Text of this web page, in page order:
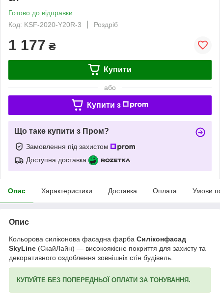
Готово до відправки
Код: KSF-2020-Y20R-3
Роздріб
1 177 ₴
Купити
або
Купити з
Що таке купити з Пром?
Замовлення під захистом
Доступна доставка
Опис Характеристики Доставка Оплата Умови
Опис
Кольорова силіконова фасадна фарба Силіконфасад
SkyLine (СкайЛайн) — високоякісне покриття для захисту та
декоративного оздоблення зовнішніх стін будівель.
КУПУЙТЕ БЕЗ ПОПЕРЕДНЬОЇ ОПЛАТИ ЗА ТОНУВАННЯ.